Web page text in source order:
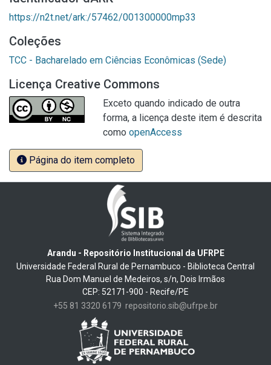
https://n2t.net/ark:/57462/001300000mp33
Coleções
TCC - Bacharelado em Ciências Econômicas (Sede)
Licença Creative Commons
Exceto quando indicado de outra
forma, a licença deste item é descrita
como openAccess
Página do item completo
Arandu - Repositório Institucional da UFRPE
Universidade Federal Rural de Pernambuco - Biblioteca Central
Rua Dom Manuel de Medeiros, s/n, Dois Irmãos
CEP: 52171-900 - Recife/PE
+55 81 3320 6179 repositorio.sib@ufrpe.br